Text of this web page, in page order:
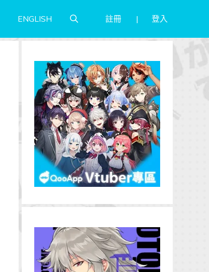
ENGLISH 註冊 登入